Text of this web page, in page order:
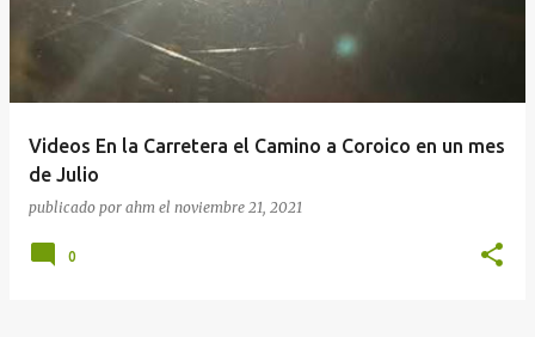
Videos En la Carretera el Camino a Coroico en un mes
de Julio
publicado por ahm el noviembre 21, 2021
0